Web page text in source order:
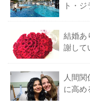
ト・
結婚あ
謝して
人間
に高め